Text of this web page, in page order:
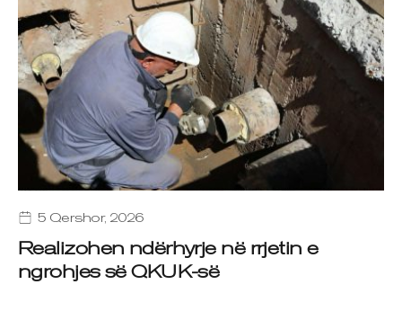
5 Qershor, 2026
Realizohen ndërhyrje në rrjetin e
ngrohjes së QKUK-së